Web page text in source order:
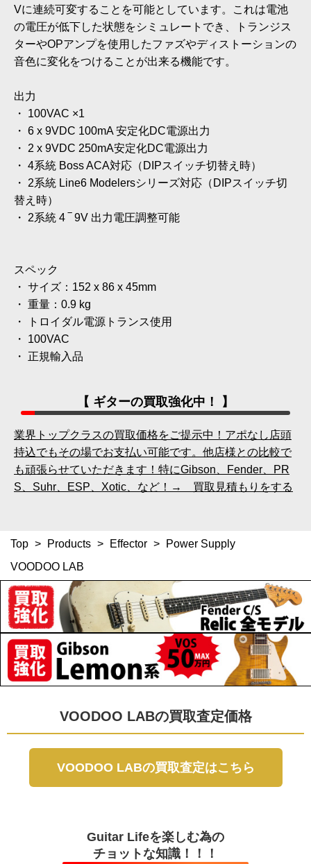
Vに連続可変することを可能としています。これは電池
の電圧が低下した状態をシミュレートでき、トランジス
ターやOPアンプを使用したファズやディストーションの
音色に変化をつけることが出来る機能です。
出力
・ 100VAC ×1
・ 6 x 9VDC 100mA 安定化DC電源出力
・ 2 x 9VDC 250mA安定化DC電源出力
・ 4系統 Boss ACA対応（DIPスイッチ切替え時）
・ 2系統 Line6 Modelersシリーズ対応（DIPスイッチ切
替え時）
・ 2系統 4 ‾ 9V 出力電圧調整可能
スペック
・ サイズ：152 x 86 x 45mm
・ 重量：0.9 kg
・ トロイダル電源トランス使用
・ 100VAC
・ 正規輸入品
【 ギターの買取強化中！ 】
業界トップクラスの買取価格をご提示中！アポなし店頭
持込でもその場でお支払い可能です。他店様との比較で
も頑張らせていただきます！特にGibson、Fender、PR
S、Suhr、ESP、Xotic、など！→ 買取見積もりをする
Top > Products > Effector >
Power Supply
VOODOO LAB
VOODOO LABの買取査定価格
VOODOO LABの買取査定はこちら
Guitar Lifeを楽しむ為の
チョットな知識！！！